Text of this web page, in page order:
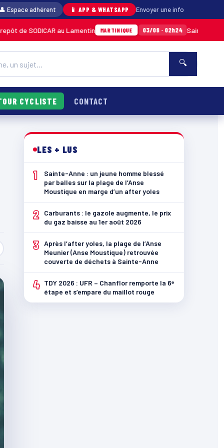
Espace adhérent 📱 APP & WHATSAPP Envoyer une info
au Lamentin MARTINIQUE 03/08 · 02h24 Sainte-Anne : un jeune
🔍
CYCLISTE CONTACT
LES + LUS
1
Sainte-Anne : un jeune homme blessé
par balles sur la plage de l’Anse
Moustique en marge d’un after yoles
2
Carburants : le gazole augmente, le prix
du gaz baisse au 1er août 2026
3 Après l’after yoles, la plage de l’Anse
Meunier (Anse Moustique) retrouvée
couverte de déchets à Sainte-Anne
4 TDY 2026 : UFR – Chanflor remporte la 6ᵉ
étape et s’empare du maillot rouge